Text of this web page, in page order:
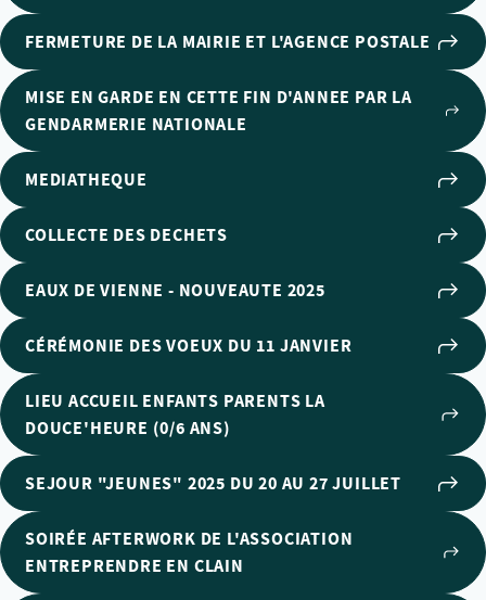
FERMETURE DE LA MAIRIE ET L'AGENCE POSTALE
MISE EN GARDE EN CETTE FIN D'ANNEE PAR LA
GENDARMERIE NATIONALE
MEDIATHEQUE
COLLECTE DES DECHETS
EAUX DE VIENNE - NOUVEAUTE 2025
CÉRÉMONIE DES VOEUX DU 11 JANVIER
LIEU ACCUEIL ENFANTS PARENTS LA
DOUCE'HEURE (0/6 ANS)
SEJOUR "JEUNES" 2025 DU 20 AU 27 JUILLET
SOIRÉE AFTERWORK DE L'ASSOCIATION
ENTREPRENDRE EN CLAIN